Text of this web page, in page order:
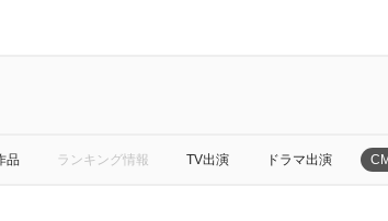
品 ランキング情報 TV出演 ドラマ出演